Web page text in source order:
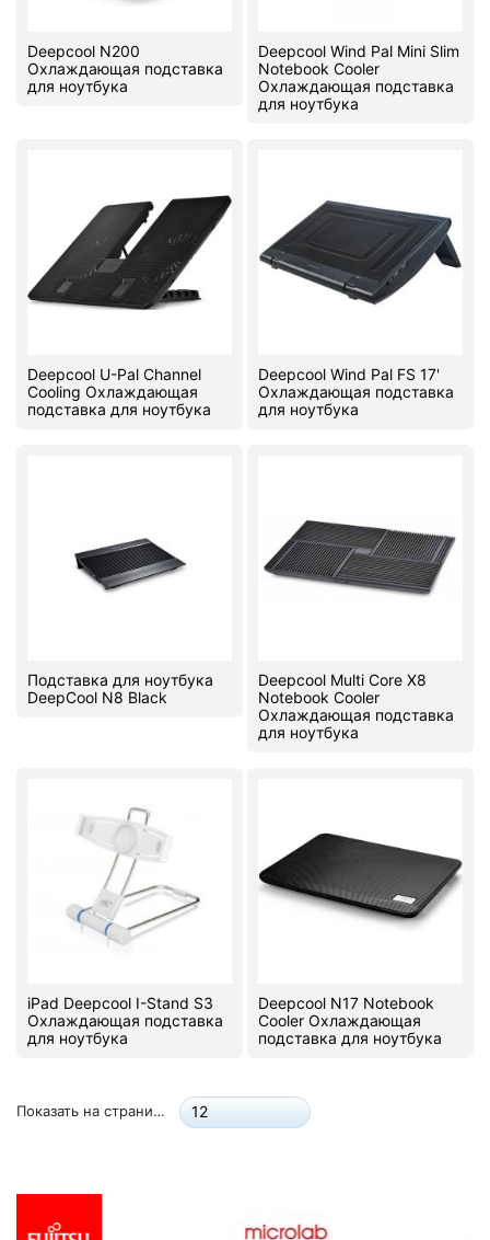
Системы охлаждения
Видеонаблюдение
Компьютеры Fujitsu
Комплектующие ПК
Deepcool N200
Охлаждающая подставка
для ноутбука
Deepcool Wind Pal Mini Slim
Notebook Cooler
Охлаждающая подставка
для ноутбука
Deepcool U-Pal Channel
Cooling Охлаждающая
подставка для ноутбука
Deepcool Wind Pal FS 17'
Охлаждающая подставка
для ноутбука
Подставка для ноутбука
DeepCool N8 Black
Deepcool Multi Core X8
Notebook Cooler
Охлаждающая подставка
для ноутбука
iPad Deepcool I-Stand S3
Охлаждающая подставка
для ноутбука
Deepcool N17 Notebook
Cooler Охлаждающая
подставка для ноутбука
Показать на странице: 12